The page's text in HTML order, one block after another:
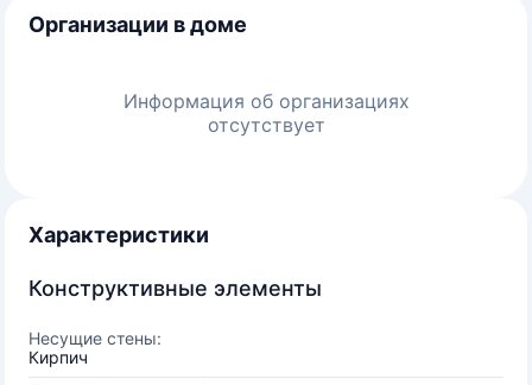
Организации в доме
Информация об организациях
отсутствует
Характеристики
Конструктивные элементы
Несущие стены:
Кирпич